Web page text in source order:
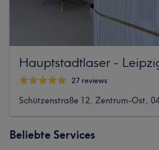
Hauptstadtlaser -
27 reviews
Schützenstraße 12, Zentrum-Ost,
Beliebte Services